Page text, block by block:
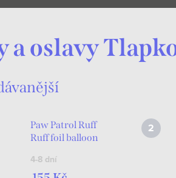
a oslavy
Paw Patrol Ruff
Ruff foil balloon
4-8 dní